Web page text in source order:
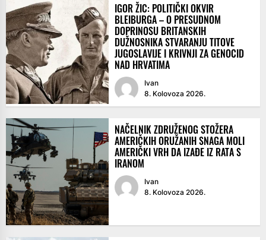
IGOR ŽIC: POLITIČKI OKVIR
BLEIBURGA – O PRESUDNOM
DOPRINOSU BRITANSKIH
DUŽNOSNIKA STVARANJU TITOVE
JUGOSLAVIJE I KRIVNJI ZA GENOCID
NAD HRVATIMA
Ivan
8. Kolovoza 2026.
NAČELNIK ZDRUŽENOG STOŽERA
AMERIČKIH ORUŽANIH SNAGA MOLI
AMERIČKI VRH DA IZAĐE IZ RATA S
IRANOM
Ivan
8. Kolovoza 2026.